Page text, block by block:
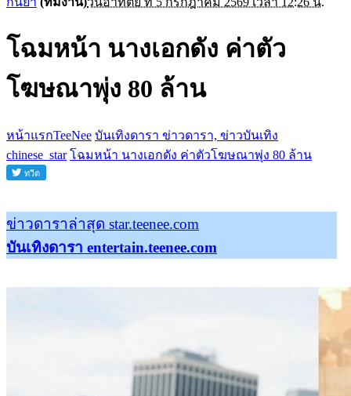
โฉมหน้า นางเอกดัง ค่าตัว
โฆษณาพุ่ง 80 ล้าน
หน้าแรกTeeNee บันเทิงดารา ข่าวดารา, ข่าวบันเทิง
chinese_star โฉมหน้า นางเอกดัง ค่าตัวโฆษณาพุ่ง 80 ล้าน
ข่าวดาราล่าสุด star.teenee.com
บันเทิงดารา entertain.teenee.com